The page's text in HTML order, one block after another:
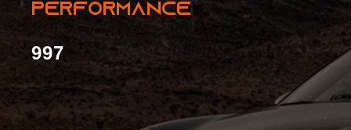
PERFORMANCE
997